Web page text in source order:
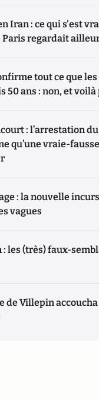
Iran : ce qui s'est
Paris regardait
tout ce que
50 ans : non, et
: l’arrestation
qu’une vraie-
: la nouvelle
vagues
les (très) faux-
de Villepin